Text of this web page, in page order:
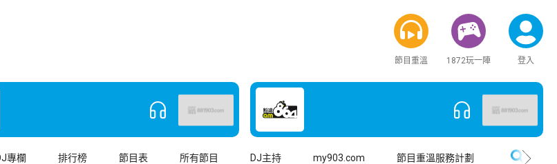
節目重溫 1872玩一陣 登入
專欄 排行榜 節目表 所有節目 DJ主持 my903.com 節目重溫服務計劃